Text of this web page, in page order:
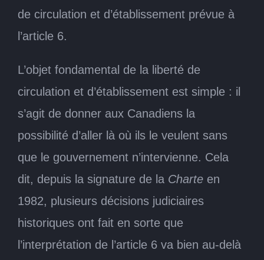
de circulation et d’établissement prévue à
l’article 6.
L’objet fondamental de la liberté de
circulation et d’établissement est simple : il
s’agit de donner aux Canadiens la
possibilité d’aller là où ils le veulent sans
que le gouvernement n’intervienne. Cela
dit, depuis la signature de la Charte en
1982, plusieurs décisions judiciaires
historiques ont fait en sorte que
l’interprétation de l’article 6 va bien au‑delà